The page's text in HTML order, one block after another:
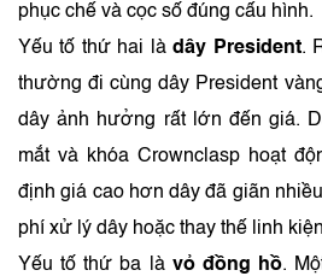
phục chế và cọc số đúng cấu hình.
Yếu tố thứ hai làdây President.
thường đi cùng dây President
dây ảnh hưởng rất lớn đến giá.
mắt và khóa Crownclasp hoạt
định giá cao hơn dây đã giãn
phí xử lý dây hoặc thay thế linh
Yếu tố thứ ba là vỏ đồng hồ.